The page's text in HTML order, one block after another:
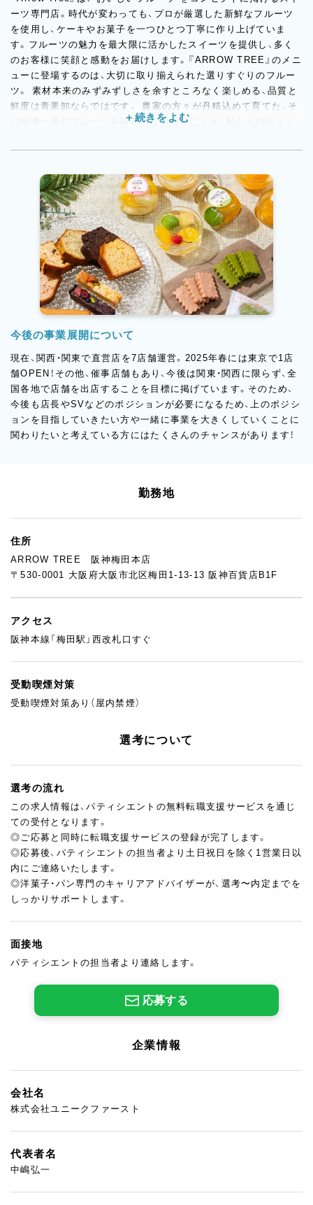
ーツ専門店。時代が変わっても、プロが厳選した新鮮なフルーツ
を使用し、ケーキやお菓子を一つひとつ丁寧に作り上げていま
す。フルーツの魅力を最大限に活かしたスイーツを提供し、多く
のお客様に笑顔と感動をお届けします。『ARROW TREE』のメニ
ューに登場するのは、大切に取り揃えられた選りすぐりのフルー
ツ。 素材本来のみずみずしさを余すところなく楽しめる、品質と
鮮度は青果卸ならではです。 農家の方々が丹精込めて育てた、そ
の時季一番のフルーツを味わってもらうことが、私たちの何より
TREE』のコンセプトです。
今後の事業展開について
現在、関西・関東で直営店を7店舗運営。2025年春には東京で1店
舗OPEN！その他、催事店舗もあり、今後は関東・関西に限らず、全
国各地で店舗を出店することを目標に掲げています。そのため、
今後も店長やSVなどのポジションが必要になるため、上のポジシ
ョンを目指していきたい方や一緒に事業を大きくしていくことに
関わりたいと考えている方にはたくさんのチャンスがあります！
勤務地
住所
ARROW TREE 阪神梅田本店
〒530-0001 大阪府大阪市北区梅田1-13-13 阪神百貨店B1F
アクセス
阪神本線「梅田駅」西改札口すぐ
受動喫煙対策
受動喫煙対策あり（屋内禁煙）
選考について
選考の流れ
この求人情報は、パティシエントの無料転職支援サービスを通じ
ての受付となります。
◎ご応募と同時に転職支援サービスの登録が完了します。
◎応募後、パティシエントの担当者より土日祝日を除く1営業日以
内にご連絡いたします。
◎洋菓子・パン専門のキャリアアドバイザーが、選考〜内定までを
しっかりサポートします。
面接地
パティシエントの担当者より連絡します。
応募する
企業情報
会社名
株式会社ユニークファースト
代表者名
中嶋弘一